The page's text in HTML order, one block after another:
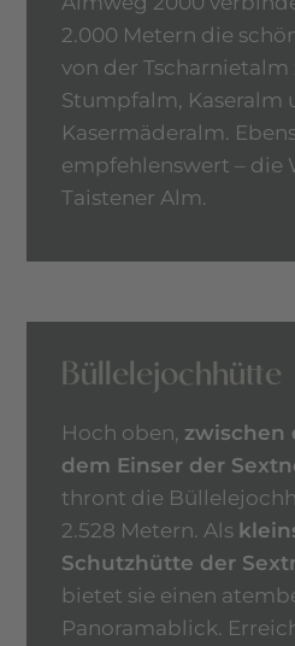
2.000 Metern die
von der
Stumpfalm, Kaseralm
Kasermäderalm.
empfehlenswert – die
Taistener Alm.
Büllelejochhütte
Hoch oben, zwischen
dem Einser der
thront die
2.528 Metern. Als
Schutzhütte der
bietet sie einen
Panoramablick.